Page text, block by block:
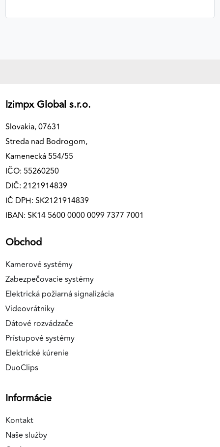
Izimpx Global s.r.o.
Slovakia, 07631
Streda nad Bodrogom,
Kamenecká 554/55
IČO: 55260250
DIČ: 2121914839
IČ DPH: SK2121914839
IBAN: SK14 5600 0000 0099 7377 7001
Obchod
Kamerové systémy
Zabezpečovacie systémy
Elektrická požiarná signalizácia
Videovrátniky
Dátové rozvádzače
Prístupové systémy
Elektrické kúrenie
DuoClips
Informácie
Kontakt
Naše služby